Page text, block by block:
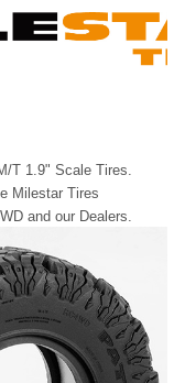
T 1.9" Scale Tires
Milestar Tires
and our Dealers.